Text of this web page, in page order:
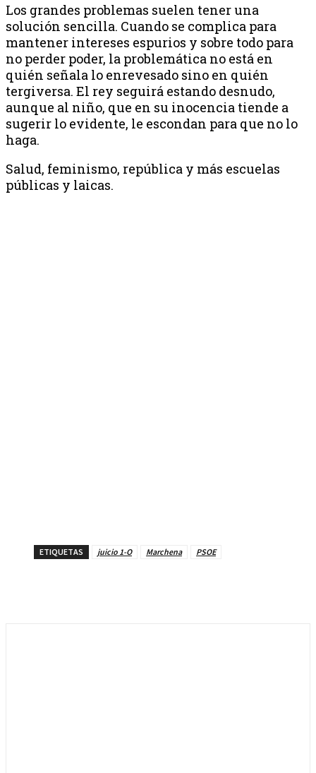
Los grandes problemas suelen tener una
solución sencilla. Cuando se complica para
mantener intereses espurios y sobre todo para
no perder poder, la problemática no está en
quién señala lo enrevesado sino en quién
tergiversa. El rey seguirá estando desnudo,
aunque al niño, que en su inocencia tiende a
sugerir lo evidente, le escondan para que no lo
haga.
Salud, feminismo, república y más escuelas
públicas y laicas.
ETIQUETAS juicio 1-O Marchena PSOE